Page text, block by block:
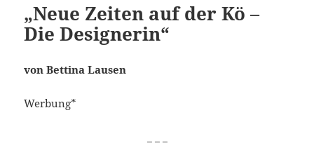
„Neue Zeiten auf der Kö –
Die Designerin“
von Bettina Lausen
Werbung*